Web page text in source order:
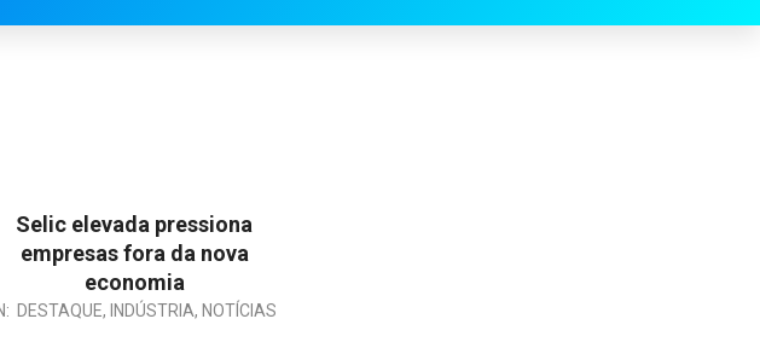
Selic elevada pressiona
empresas fora da nova
economia
DESTAQUE, INDÚSTRIA, NOTÍCIAS